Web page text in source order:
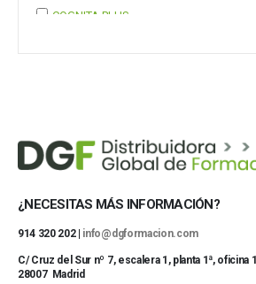
COGNITA PLUS
Mostrar 37 más
¿NECESITAS MÁS INFORMACIÓN?
914 320 202 | info@dgformacion.com
C/ Cruz del Sur nº 7, escalera 1, planta 1ª, oficina 1
28007 Madrid